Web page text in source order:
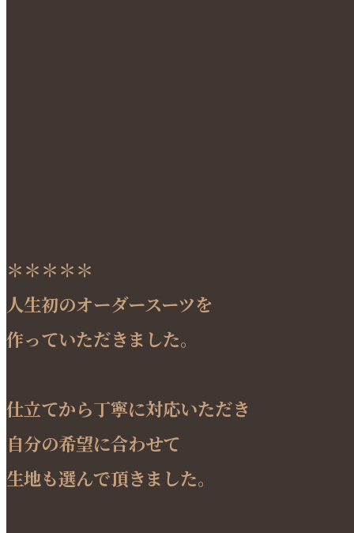
＊＊＊＊＊
人生初のオーダースーツを
作っていただきました。
仕立てから丁寧に対応いただき
自分の希望に合わせて
生地も選んで頂きました。